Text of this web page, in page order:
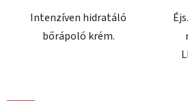
Intenzíven hidratáló
bőrápoló krém.